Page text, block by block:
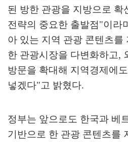
된 방한 관광을 지방으로 확
전략의 중요한 출발점"이라
아 있는 지역 관광 콘텐츠를
한 관광시장을 다변화하고,
방문을 확대해 지역경제에
넣겠다"고 밝혔다.
정부는 앞으로도 한국과 베
기반으로 한 관광 콘텐츠를